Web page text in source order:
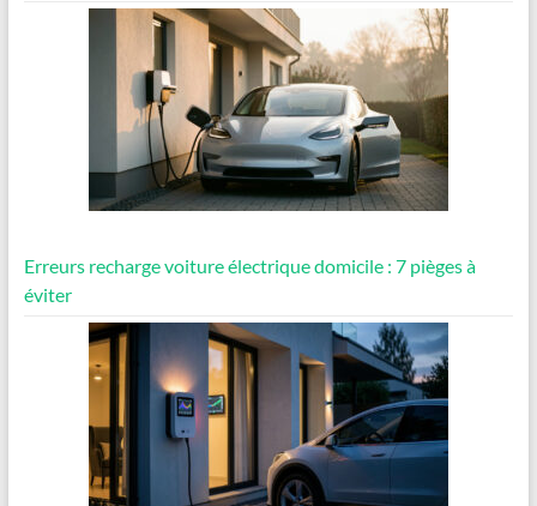
Erreurs recharge voiture électrique domicile : 7 pièges à
éviter